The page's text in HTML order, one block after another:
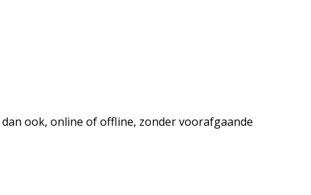
ook, online of offline, zonder voorafgaande